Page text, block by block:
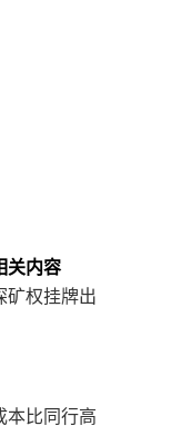
关内容
矿权挂牌出
本比同行高